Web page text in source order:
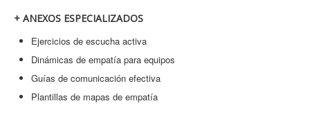
+ ANEXOS ESPECIALIZADOS
Ejercicios de escucha activa
Dinámicas de empatía para equipos
Guías de comunicación efectiva
Plantillas de mapas de empatía